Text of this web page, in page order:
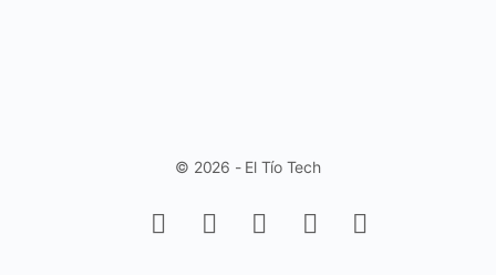
© 2026 - El Tío Tech